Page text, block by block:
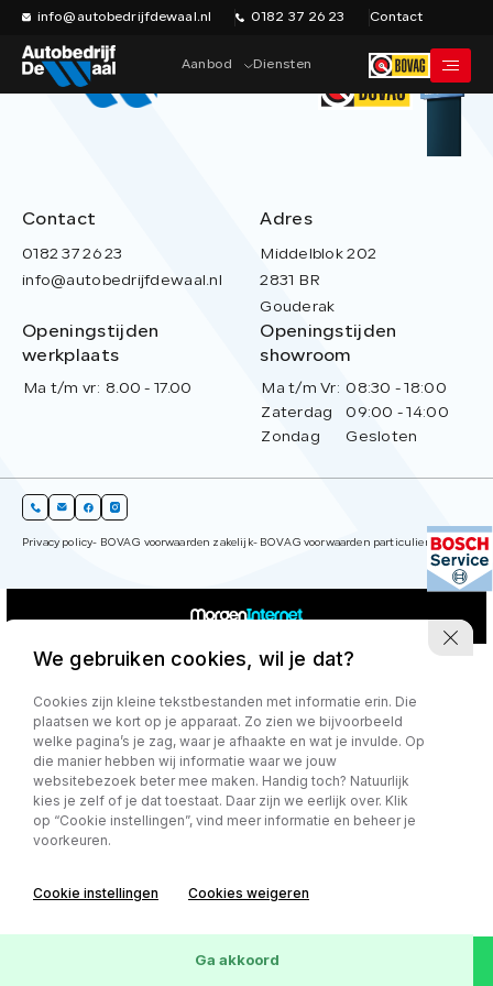
info@autobedrijfdewaal.nl 0182 37 26 23 Contact
Aanbod Diensten
Vacatures
Over ons
Historie
Verkocht
Contact
0182 37 26 23
info@autobedrijfdewaal.nl
Adres
Middelblok 202
2831 BR
Gouderak
Openingstijden
werkplaats
Ma t/m vr: 8.00 - 17.00
Openingstijden
showroom
Ma t/m Vr: 08:30 - 18:00
Zaterdag
09:00 - 14:00
Zondag
Gesloten
Privacy policy- BOVAG voorwaarden zakelijk- BOVAG voorwaarden particulier
We gebruiken cookies, wil je dat?
Cookies zijn kleine tekstbestanden met informatie erin. Die
plaatsen we kort op je apparaat. Zo zien we bijvoorbeeld
welke pagina’s je zag, waar je afhaakte en wat je invulde. Op
die manier hebben wij informatie waar we jouw
websitebezoek beter mee maken. Handig toch? Natuurlijk
kies je zelf of je dat toestaat. Daar zijn we eerlijk over. Klik
op “Cookie instellingen”, vind meer informatie en beheer je
voorkeuren.
Cookie instellingen Cookies weigeren
Ga akkoord